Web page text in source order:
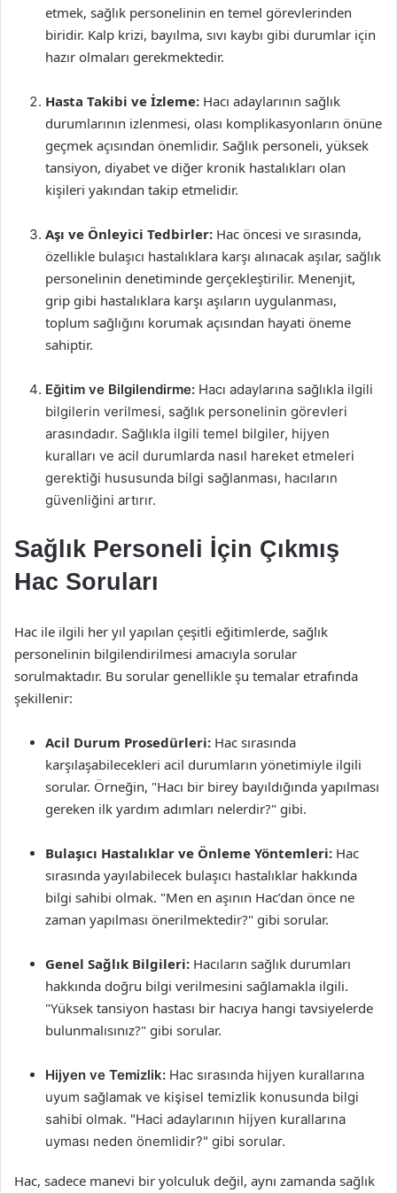
etmek, sağlık personelinin en temel görevlerinden
biridir. Kalp krizi, bayılma, sıvı kaybı gibi durumlar için
hazır olmaları gerekmektedir.
Hasta Takibi ve İzleme: Hacı adaylarının sağlık
durumlarının izlenmesi, olası komplikasyonların önüne
geçmek açısından önemlidir. Sağlık personeli, yüksek
tansiyon, diyabet ve diğer kronik hastalıkları olan
kişileri yakından takip etmelidir.
Aşı ve Önleyici Tedbirler: Hac öncesi ve sırasında,
özellikle bulaşıcı hastalıklara karşı alınacak aşılar, sağlık
personelinin denetiminde gerçekleştirilir. Menenjit,
grip gibi hastalıklara karşı aşıların uygulanması,
toplum sağlığını korumak açısından hayati öneme
sahiptir.
Eğitim ve Bilgilendirme: Hacı adaylarına sağlıkla ilgili
bilgilerin verilmesi, sağlık personelinin görevleri
arasındadır. Sağlıkla ilgili temel bilgiler, hijyen
kuralları ve acil durumlarda nasıl hareket etmeleri
gerektiği hususunda bilgi sağlanması, hacıların
güvenliğini artırır.
Sağlık Personeli İçin Çıkmış
Hac Soruları
Hac ile ilgili her yıl yapılan çeşitli eğitimlerde, sağlık
personelinin bilgilendirilmesi amacıyla sorular
sorulmaktadır. Bu sorular genellikle şu temalar etrafında
şekillenir:
Acil Durum Prosedürleri: Hac sırasında
karşılaşabilecekleri acil durumların yönetimiyle ilgili
sorular. Örneğin, "Hacı bir birey bayıldığında yapılması
gereken ilk yardım adımları nelerdir?" gibi.
Bulaşıcı Hastalıklar ve Önleme Yöntemleri: Hac
sırasında yayılabilecek bulaşıcı hastalıklar hakkında
bilgi sahibi olmak. "Men en aşının Hac’dan önce ne
zaman yapılması önerilmektedir?" gibi sorular.
Genel Sağlık Bilgileri: Hacıların sağlık durumları
hakkında doğru bilgi verilmesini sağlamakla ilgili.
"Yüksek tansiyon hastası bir hacıya hangi tavsiyelerde
bulunmalısınız?" gibi sorular.
Hijyen ve Temizlik: Hac sırasında hijyen kurallarına
uyum sağlamak ve kişisel temizlik konusunda bilgi
sahibi olmak. "Haci adaylarının hijyen kurallarına
uyması neden önemlidir?" gibi sorular.
Hac, sadece manevi bir yolculuk değil, aynı zamanda sağlık